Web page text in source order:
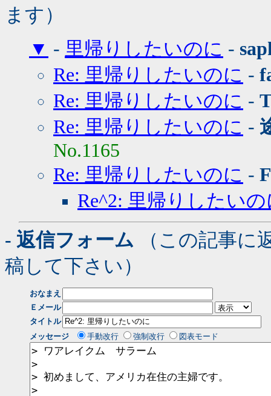
ます）
▼ - 里帰りしたいのに -
Re: 里帰りしたいのに -
Re: 里帰りしたいのに -
Re: 里帰りしたいのに -
No.1165
Re: 里帰りしたいのに - F
Re^2: 里帰りしたい
- 返信フォーム （この記事に
稿して下さい）
おなまえ
Ｅメール
タイトル
メッセージ
手動改行 強制改行 図表モード